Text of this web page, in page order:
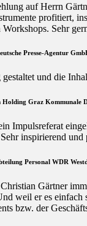
auf Herrn
profitiert,
Sehr
Presse-Agentur
und die
Graz Kommunale
Impulsreferat
inspirierend
Personal WDR
Gärtner
weil er es
bzw. der